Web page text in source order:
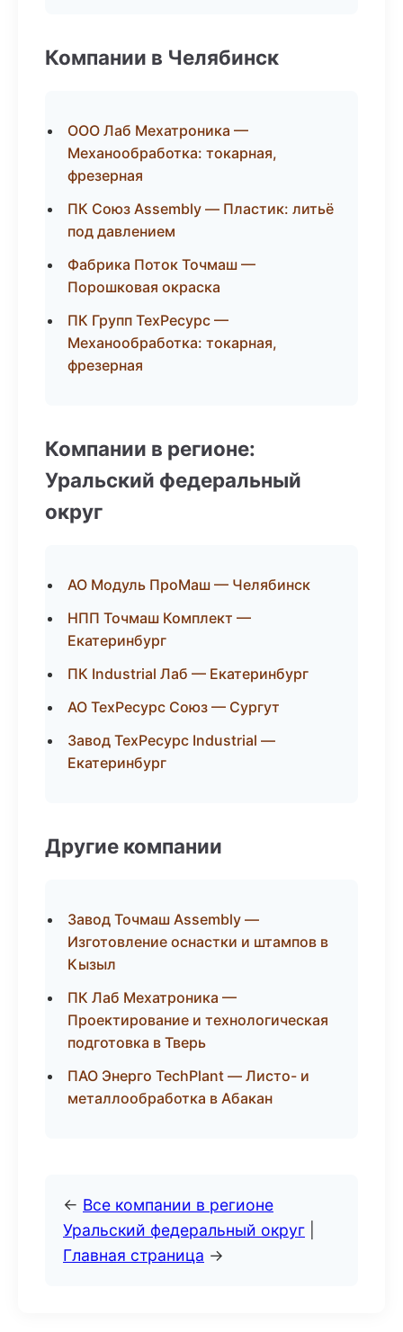
Компании в Челябинск
ООО Лаб Мехатроника —
Механообработка: токарная,
фрезерная
ПК Союз Assembly — Пластик: литьё
под давлением
Фабрика Поток Точмаш —
Порошковая окраска
ПК Групп ТехРесурс —
Механообработка: токарная,
фрезерная
Компании в регионе:
Уральский федеральный
округ
АО Модуль ПроМаш — Челябинск
НПП Точмаш Комплект —
Екатеринбург
ПК Industrial Лаб — Екатеринбург
АО ТехРесурс Союз — Сургут
Завод ТехРесурс Industrial —
Екатеринбург
Другие компании
Завод Точмаш Assembly —
Изготовление оснастки и штампов в
Кызыл
ПК Лаб Мехатроника —
Проектирование и технологическая
подготовка в Тверь
ПАО Энерго TechPlant — Листо- и
металлообработка в Абакан
← Все компании в регионе
Уральский федеральный округ
Главная страница →